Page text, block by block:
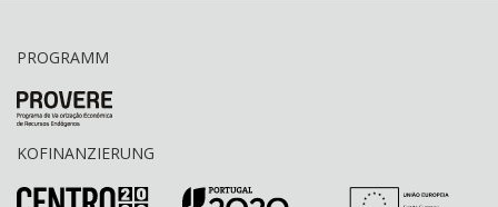
PROGRAMM
KOFINANZIERUNG